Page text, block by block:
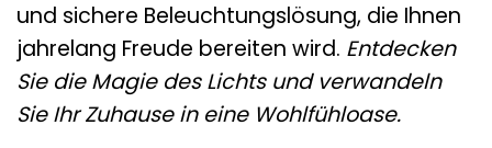
und sichere Beleuchtungslösung, die Ihnen
jahrelang Freude bereiten wird. Entdecken
Sie die Magie des Lichts und verwandeln
Sie Ihr Zuhause in eine Wohlfühloase.